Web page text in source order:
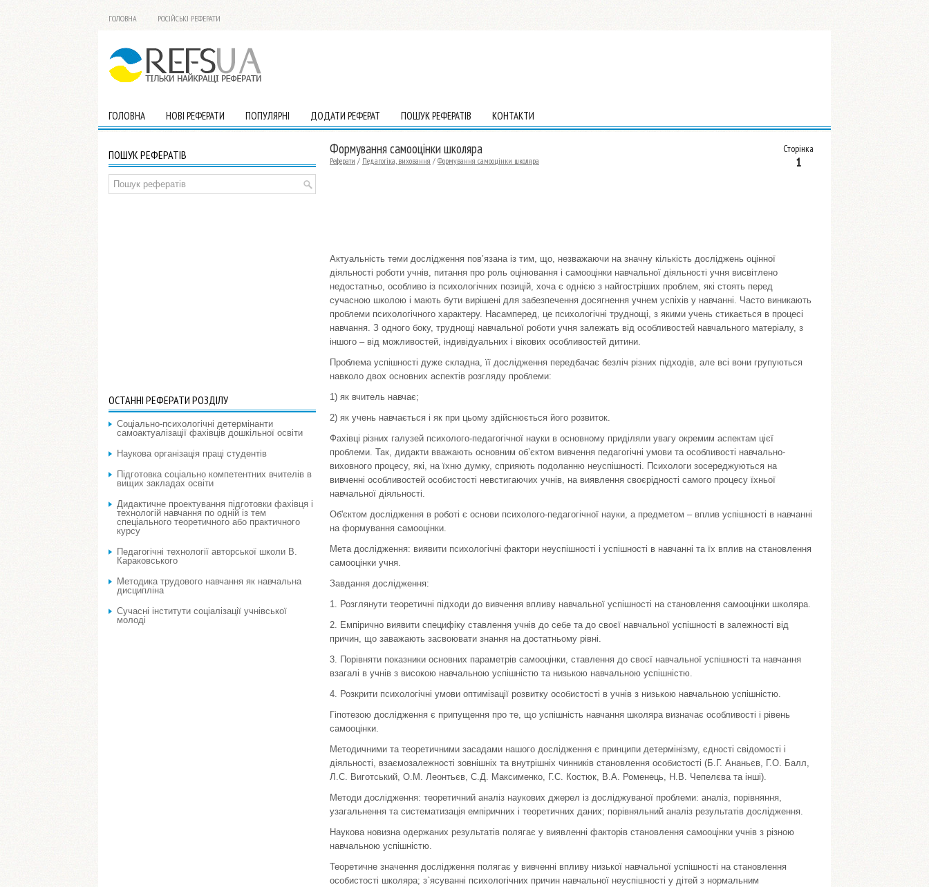
ГОЛОВНА РОСІЙСЬКІ РЕФЕРАТИ
ГОЛОВНА НОВІ РЕФЕРАТИ ПОПУЛЯРНІ ДОДАТИ РЕФЕРАТ ПОШУК РЕФЕРАТІВ КОНТАКТИ
Сторінка
1
Формування самооцінки школяра
Реферати / Педагогіка, виховання / Формування самооцінки школяра
Актуальність теми дослідження пов’язана із тим, що, незважаючи на значну кількість досліджень оцінної
діяльності роботи учнів, питання про роль оцінювання і самооцінки навчальної діяльності учня висвітлено
недостатньо, особливо із психологічних позицій, хоча є однією з найгостріших проблем, які стоять перед
сучасною школою і мають бути вирішені для забезпечення досягнення учнем успіхів у навчанні. Часто виникають
проблеми психологічного характеру. Насамперед, це психологічні труднощі, з якими учень стикається в процесі
навчання. З одного боку, труднощі навчальної роботи учня залежать від особливостей навчального матеріалу, з
іншого – від можливостей, індивідуальних і вікових особливостей дитини.
Проблема успішності дуже складна, її дослідження передбачає безліч різних підходів, але всі вони групуються
навколо двох основних аспектів розгляду проблеми:
1) як вчитель навчає;
2) як учень навчається і як при цьому здійснюється його розвиток.
Фахівці різних галузей психолого-педагогічної науки в основному приділяли увагу окремим аспектам цієї
проблеми. Так, дидакти вважають основним об’єктом вивчення педагогічні умови та особливості навчально-
виховного процесу, які, на їхню думку, сприяють подоланню неуспішності. Психологи зосереджуються на
вивченні особливостей особистості невстигаючих учнів, на виявлення своєрідності самого процесу їхньої
навчальної діяльності.
Об'єктом дослідження в роботі є основи психолого-педагогічної науки, а предметом – вплив успішності в навчанні
на формування самооцінки.
Мета дослідження: виявити психологічні фактори неуспішності і успішності в навчанні та їх вплив на становлення
самооцінки учня.
Завдання дослідження:
1. Розглянути теоретичні підходи до вивчення впливу навчальної успішності на становлення самооцінки школяра.
2. Емпірично виявити специфіку ставлення учнів до себе та до своєї навчальної успішності в залежності від
причин, що заважають засвоювати знання на достатньому рівні.
3. Порівняти показники основних параметрів самооцінки, ставлення до своєї навчальної успішності та навчання
взагалі в учнів з високою навчальною успішністю та низькою навчальною успішністю.
4. Розкрити психологічні умови оптимізації розвитку особистості в учнів з низькою навчальною успішністю.
Гіпотезою дослідження є припущення про те, що успішність навчання школяра визначає особливості і рівень
самооцінки.
Методичними та теоретичними засадами нашого дослідження є принципи детермінізму, єдності свідомості і
діяльності, взаємозалежності зовнішніх та внутрішніх чинників становлення особистості (Б.Г. Ананьєв, Г.О. Балл,
Л.С. Виготський, О.М. Леонтьєв, С.Д. Максименко, Г.С. Костюк, В.А. Роменець, Н.В. Чепелєва та інші).
Методи дослідження: теоретичний аналіз наукових джерел із досліджуваної проблеми: аналіз, порівняння,
узагальнення та систематизація емпіричних і теоретичних даних; порівняльний аналіз результатів дослідження.
Наукова новизна одержаних результатів полягає у виявленні факторів становлення самооцінки учнів з різною
навчальною успішністю.
Теоретичне значення дослідження полягає у вивченні впливу низької навчальної успішності на становлення
особистості школяра; з`ясуванні психологічних причин навчальної неуспішності у дітей з нормальним
ПОШУК РЕФЕРАТІВ
ОСТАННІ РЕФЕРАТИ РОЗДІЛУ
Соціально-психологічні детермінанти
самоактуалізації фахівців дошкільної освіти
Наукова організація праці студентів
Підготовка соціально компетентних вчителів в
вищих закладах освіти
Дидактичне проектування підготовки фахівця і
технологій навчання по одній із тем
спеціального теоретичного або практичного
курсу
Педагогічні технології авторської школи В.
Караковського
Методика трудового навчання як навчальна
дисципліна
Сучасні інститути соціалізації учнівської
молоді